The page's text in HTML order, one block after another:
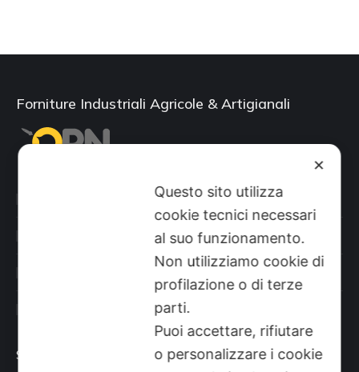
Forniture Industriali Agricole & Artigianali
Sede
✕
Questo sito utilizza
cookie tecnici necessari
al suo funzionamento.
Non utilizziamo cookie di
profilazione o di terze
parti.
Puoi accettare, rifiutare
o personalizzare i cookie